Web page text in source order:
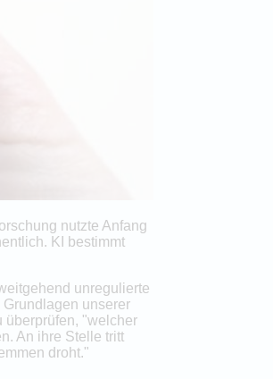
nutzte Anfang
KI bestimmt
unregulierte
unserer
überprüfen, "welcher
An ihre Stelle tritt
droht."